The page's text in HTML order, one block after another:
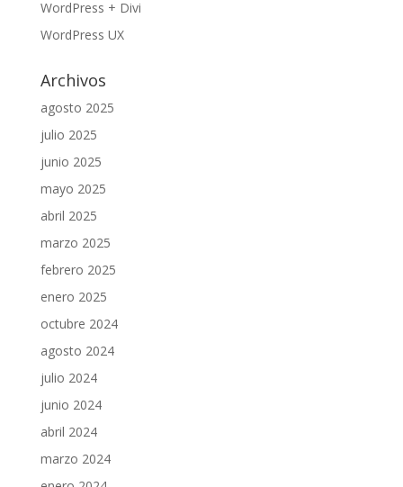
WordPress + Divi
WordPress UX
Archivos
agosto 2025
julio 2025
junio 2025
mayo 2025
abril 2025
marzo 2025
febrero 2025
enero 2025
octubre 2024
agosto 2024
julio 2024
junio 2024
abril 2024
marzo 2024